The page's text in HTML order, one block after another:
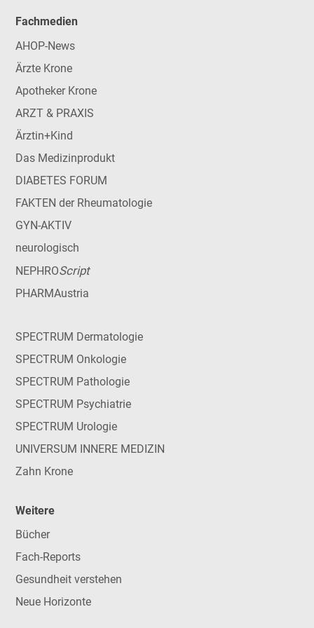
Fachmedien
AHOP-News
Ärzte Krone
Apotheker Krone
ARZT & PRAXIS
Ärztin+Kind
Das Medizinprodukt
DIABETES FORUM
FAKTEN der Rheumatologie
GYN-AKTIV
neurologisch
NEPHROScript
PHARMAustria
SPECTRUM Dermatologie
SPECTRUM Onkologie
SPECTRUM Pathologie
SPECTRUM Psychiatrie
SPECTRUM Urologie
UNIVERSUM INNERE MEDIZIN
Zahn Krone
Weitere
Bücher
Fach-Reports
Gesundheit verstehen
Neue Horizonte